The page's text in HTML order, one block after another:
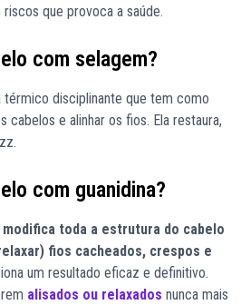
que provoca a saúde.
com selagem?
disciplinante que tem como
cabelos e alinhar os fios. Ela restaura,
com guanidina?
modifica toda a estrutura do cabelo
fios cacheados, crespos e
um resultado eficaz e definitivo.
alisados ou relaxados nunca mais